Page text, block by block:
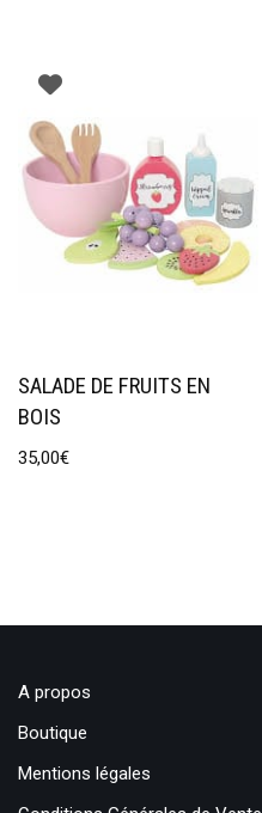
SALADE DE FRUITS EN
BOIS
35,00€
A propos
Boutique
Mentions légales